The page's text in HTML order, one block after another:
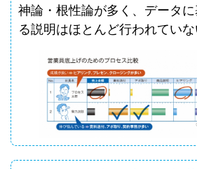
神論・根性論が多く、データ
る説明はほとんど行われていな